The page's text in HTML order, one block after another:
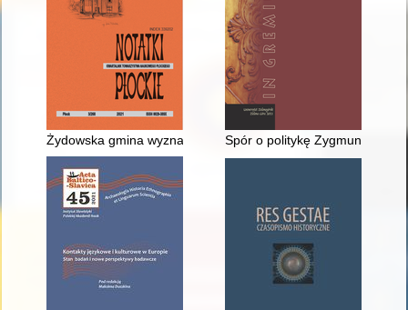
Żydowska gmina wyznaniowa oraz rabinat w międzywojennym
Spór o politykę Zygmunta III